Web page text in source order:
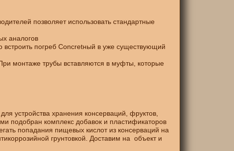
позволяет использовать стандартные
аналогов
встроить погреб Concretный в уже существующий
монтаже трубы вставляются в муфты, которые
устройства хранения консерваций, фруктов,
подобран комплекс добавок и пластификаторов
попадания пищевых кислот из консерваций на
грунтовкой. Доставим на объект и